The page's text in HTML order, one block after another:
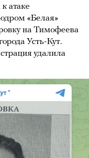
атаке
«Белая»
на Тимофеева
Усть-Кут.
удалила